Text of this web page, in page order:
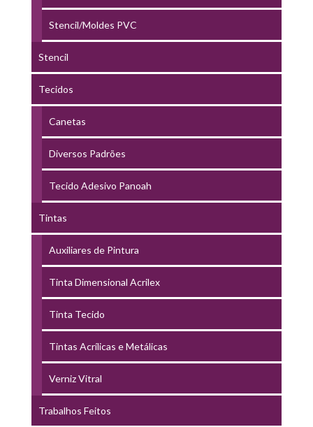
Stencil/Moldes PVC
Stencil
Tecidos
Canetas
Diversos Padrões
Tecido Adesivo Panoah
Tintas
Auxiliares de Pintura
Tinta Dimensional Acrilex
Tinta Tecido
Tintas Acrílicas e Metálicas
Verniz Vitral
Trabalhos Feitos